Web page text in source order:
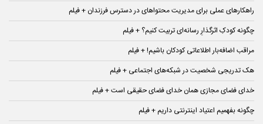
راهکار‌های عملی برای مدیریت محتوا‌های در دسترس فرزندان + فیلم
چگونه کودکِ اثرگذارِ رسانه‌ای تربیت کنیم؟ + فیلم
مراقب اضافه‌بار اطلاعاتی کودکان باشیم! + فیلم
هک تدریجی شخصیت در شبکه‌های اجتماعی + فیلم
خدای فضای مجازی همان خدای فضای حقیقی است + فیلم
چگونه بفهمیم اعتیاد اینترنتی داریم + فیلم